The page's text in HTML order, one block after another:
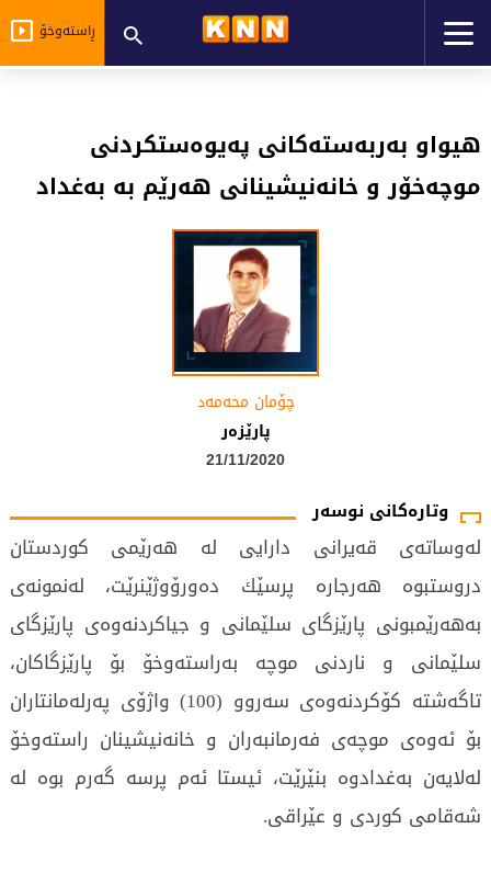
ڕاستەوخۆ
هیواو بەربەستەكانی پەیوەستكردنی
موچەخۆر و خانەنیشینانی هەرێم بە به‌غداد
چۆمان محه‌مه‌د
پارێزەر
21/11/2020
وتارەکانی نوسەر
لەوساتەی قەیرانی دارایی لە هەرێمی كوردستان
دروستبوە هەرجارە پرسێك دەورۆوژێنرێت، لەنمونەی
بەهەرێمبونی پارێزگای سلێمانی و جیاكردنەوەی پارێزگای
سلێمانی و ناردنی موچە بەراستەوخۆ بۆ پارێزگاكان،
تاگەشتە كۆكردنەوەی سەروو (100) واژۆی پەرلەمانتاران
بۆ ئەوەی موچەی فەرمانبەران و خانەنیشینان راستەوخۆ
لەلایەن بەغدادوە بنێرێت، ئیستا ئەم پرسە گەرم بوە لە
شەقامی كوردی و عێراقی.